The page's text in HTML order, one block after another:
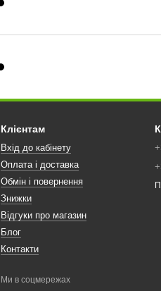
Клієнтам
Вхід до кабінету
Оплата і доставка
Обмін і повернення
Знижки
Відгуки про магазин
Блог
Контакти
Ми в соцмережах